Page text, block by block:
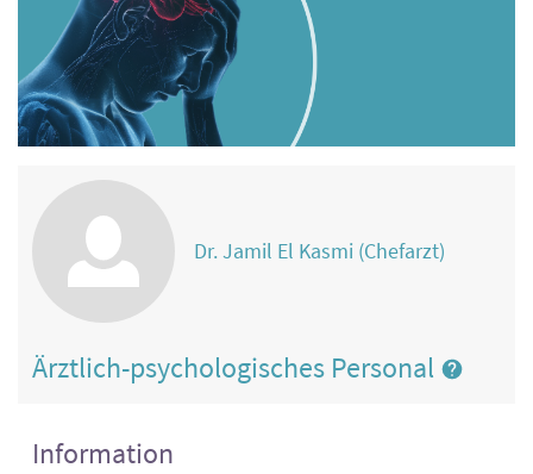
Dr. Jamil El Kasmi (Chefarzt)
Ärztlich-psychologisches Personal
Information